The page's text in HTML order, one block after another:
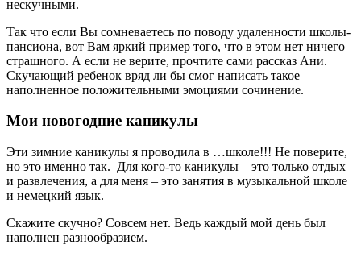
нескучными.
Так что если Вы сомневаетесь по поводу удаленности школы-
пансиона, вот Вам яркий пример того, что в этом нет ничего
страшного. А если не верите, прочтите сами рассказ Ани.
Скучающий ребенок вряд ли бы смог написать такое
наполненное положительными эмоциями сочинение.
Мои новогодние каникулы
Эти зимние каникулы я проводила в …школе!!! Не поверите,
но это именно так. Для кого-то каникулы – это только отдых
и развлечения, а для меня – это занятия в музыкальной школе
и немецкий язык.
Скажите скучно? Совсем нет. Ведь каждый мой день был
наполнен разнообразием.